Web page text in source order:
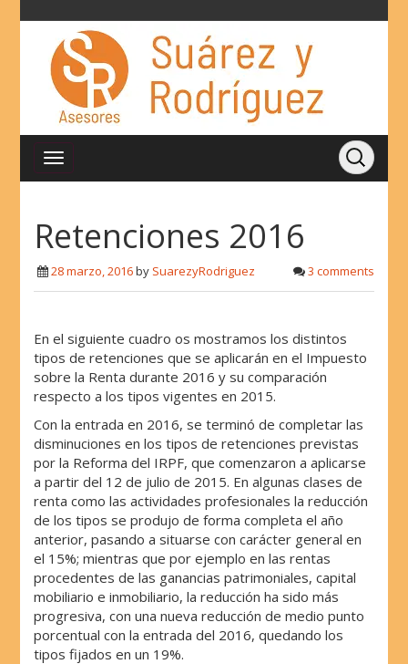
Retenciones 2016
28 marzo, 2016by SuarezyRodriguez 3 comments
En el siguiente cuadro os mostramos los distintos
tipos de retenciones que se aplicarán en el Impuesto
sobre la Renta durante 2016 y su comparación
respecto a los tipos vigentes en 2015.
Con la entrada en 2016, se terminó de completar las
disminuciones en los tipos de retenciones previstas
por la Reforma del IRPF, que comenzaron a aplicarse
a partir del 12 de julio de 2015. En algunas clases de
renta como las actividades profesionales la reducción
de los tipos se produjo de forma completa el año
anterior, pasando a situarse con carácter general en
el 15%; mientras que por ejemplo en las rentas
procedentes de las ganancias patrimoniales, capital
mobiliario e inmobiliario, la reducción ha sido más
progresiva, con una nueva reducción de medio punto
porcentual con la entrada del 2016, quedando los
tipos fijados en un 19%.